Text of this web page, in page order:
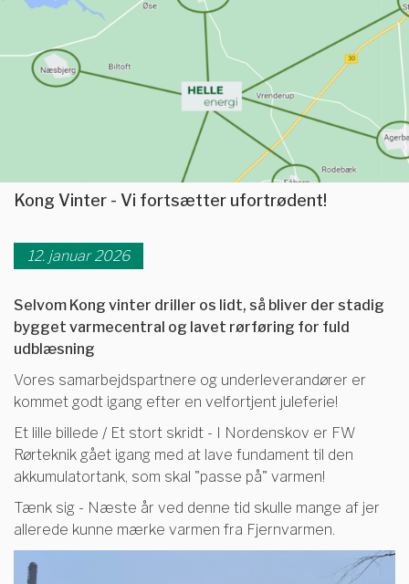
Kong Vinter - Vi fortsætter ufortrødent!
12. januar 2026
Selvom Kong vinter driller os lidt, så bliver der stadig
bygget varmecentral og lavet rørføring for fuld
udblæsning
Vores samarbejdspartnere og underleverandører er
kommet godt igang efter en velfortjent juleferie!
Et lille billede / Et stort skridt - I Nordenskov er FW
Rørteknik gået igang med at lave fundament til den
akkumulatortank, som skal "passe på" varmen!
Tænk sig - Næste år ved denne tid skulle mange af jer
allerede kunne mærke varmen fra Fjernvarmen.